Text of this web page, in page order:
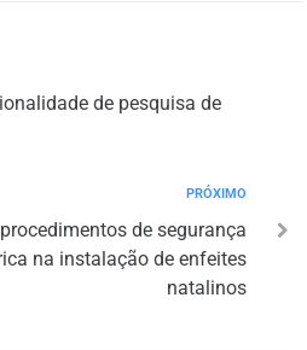
de pesquisa de
PRÓXIMO
de segurança
na instalação de enfeites
natalinos